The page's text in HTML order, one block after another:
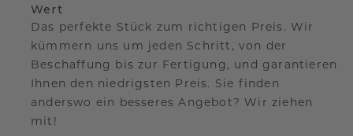
Wert
Das perfekte Stück zum richtigen Preis. Wir
kümmern uns um jeden Schritt, von der
Beschaffung bis zur Fertigung, und garantieren
Ihnen den niedrigsten Preis. Sie finden
anderswo ein besseres Angebot? Wir ziehen
mit!